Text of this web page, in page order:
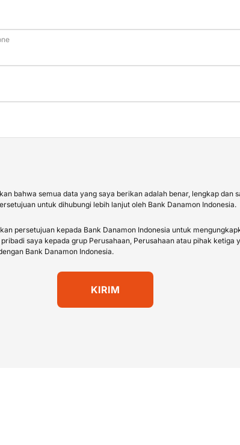
bahwa semua data yang saya berikan adalah benar, lengkap dan
untuk dihubungi lebih lanjut oleh Bank Danamon Indonesia.
persetujuan kepada Bank Danamon Indonesia untuk
saya kepada grup Perusahaan, Perusahaan atau pihak ketiga
Bank Danamon Indonesia.